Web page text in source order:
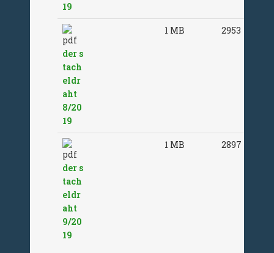
19
der s
tach
eldr
aht
8/20
19
1 MB 2953
der s
tach
eldr
aht
9/20
19
1 MB 2897